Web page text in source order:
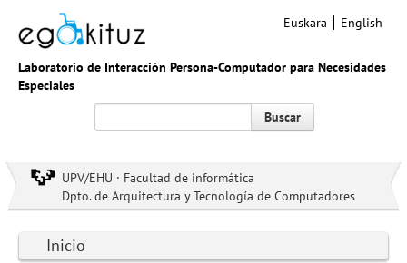
Laboratorio de Interacción Persona-Computador para Necesidades
Especiales
Euskara English
Buscar
UPV/EHU · Facultad de informática
Dpto. de Arquitectura y Tecnología de Computadores
Inicio